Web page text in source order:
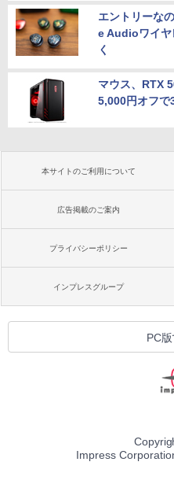
エントリーな
e Audioワイヤ
く
マウス、RTX
5,000円オフで
本サイトのご利用について
広告掲載のご案内
プライバシーポリシー
インプレスグループ
PC
Impress